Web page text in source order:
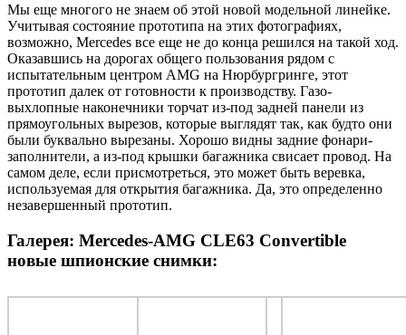
Мы еще многого не знаем об этой новой модельной линейке.
Учитывая состояние прототипа на этих фотографиях,
возможно, Mercedes все еще не до конца решился на такой ход.
Оказавшись на дорогах общего пользования рядом с
испытательным центром AMG на Нюрбургринге, этот
прототип далек от готовности к производству. Газо-
выхлопные наконечники торчат из-под задней панели из
прямоугольных вырезов, которые выглядят так, как будто они
были буквально вырезаны. Хорошо видны задние фонари-
заполнители, а из-под крышки багажника свисает провод. На
самом деле, если присмотреться, это может быть веревка,
используемая для открытия багажника. Да, это определенно
незавершенный прототип.
Галерея: Mercedes-AMG CLE63 Convertible
новые шпионские снимки: